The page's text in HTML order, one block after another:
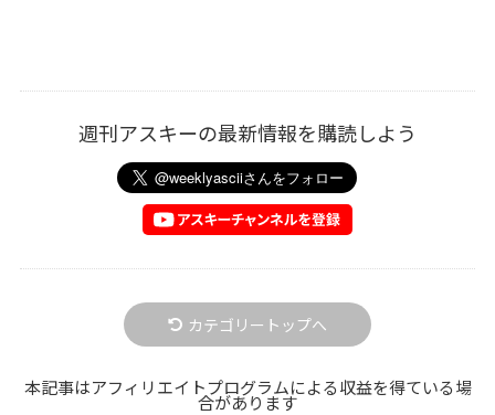
週刊アスキーの最新情報を購読しよう
カテゴリートップへ
本記事はアフィリエイトプログラムによる収益を得ている場
合があります